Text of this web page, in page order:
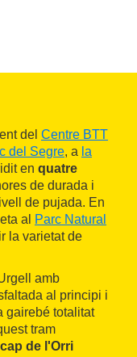
del Centre BTT
del Segre, a la
en quatre
de durada i
de pujada. En
al
Parc Natural
la varietat de
amb
al principi i
gairebé totalitat
tram
cap de l'Orri